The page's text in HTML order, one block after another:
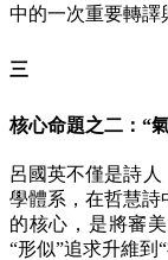
中的一次重要轉譯
三
核心命題之二： “
呂國英不僅是詩
學體系，在哲慧詩
的核心，是將審
“形似”追求升維到